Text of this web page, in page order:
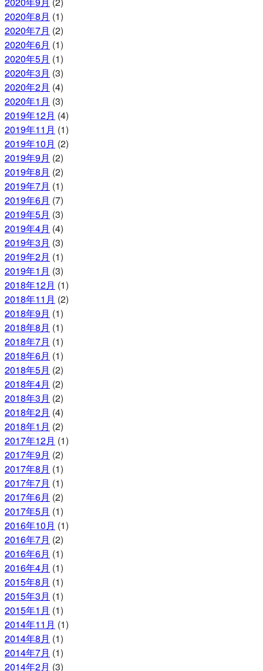
2020年8月 (1)
2020年7月 (2)
2020年6月 (1)
2020年5月 (1)
2020年3月 (3)
2020年2月 (4)
2020年1月 (3)
2019年12月 (4)
2019年11月 (1)
2019年10月 (2)
2019年9月 (2)
2019年8月 (2)
2019年7月 (1)
2019年6月 (7)
2019年5月 (3)
2019年4月 (4)
2019年3月 (3)
2019年2月 (1)
2019年1月 (3)
2018年12月 (1)
2018年11月 (2)
2018年9月 (1)
2018年8月 (1)
2018年7月 (1)
2018年6月 (1)
2018年5月 (2)
2018年4月 (2)
2018年3月 (2)
2018年2月 (4)
2018年1月 (2)
2017年12月 (1)
2017年9月 (2)
2017年8月 (1)
2017年7月 (1)
2017年6月 (2)
2017年5月 (1)
2016年10月 (1)
2016年7月 (2)
2016年6月 (1)
2016年4月 (1)
2015年8月 (1)
2015年3月 (1)
2015年1月 (1)
2014年11月 (1)
2014年8月 (1)
2014年7月 (1)
2014年2月 (3)